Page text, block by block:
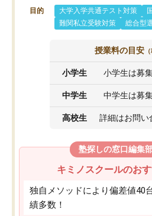
目的 大学入学共通テスト対策
難関私立受験対策
総合型
授業料の目安
小学生 小学生は募
中学生 中学生は募
高校生 詳細はお問い
塾探しの窓口編集
キミノスクールのお
独自メソッドにより偏差値40
績多数！